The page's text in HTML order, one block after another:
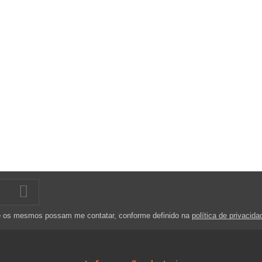
mesmos possam me contatar, conforme definido na política de